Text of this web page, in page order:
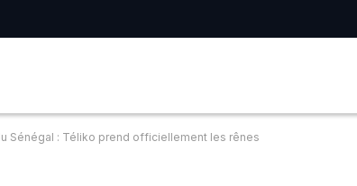
Sénégal : Téliko prend officiellement les rênes